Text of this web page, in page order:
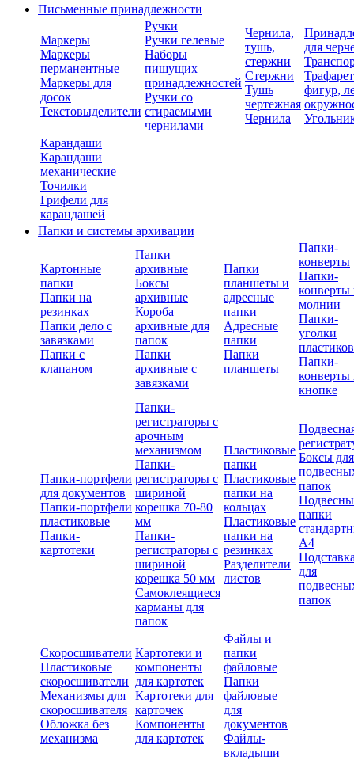
Письменные принадлежности
Маркеры
Маркеры
перманентные
Маркеры для
досок
Текстовыделители
Ручки
Ручки гелевые
Наборы
пишущих
принадлежностей
Ручки со
стираемыми
чернилами
Чернила,
тушь,
стержни
Стержни
Тушь
чертежная
Чернила
для
фигур,
Карандаши
Карандаши
механические
Точилки
Грифели для
карандашей
Папки и системы архивации
Картонные
папки
Папки на
резинках
Папки дело с
завязками
Папки с
клапаном
Папки
архивные
Боксы
архивные
Короба
архивные для
папок
Папки
архивные с
завязками
Папки
планшеты и
адресные
папки
Адресные
папки
Папки
планшеты
Папки-
конверты
Папки-
конверты
молнии
Папки-
уголки
Папки-
конверты
кнопке
Папки-портфели
для документов
Папки-портфели
пластиковые
Папки-
картотеки
Папки-
регистраторы с
арочным
механизмом
Папки-
регистраторы с
шириной
корешка 70-80
мм
Папки-
регистраторы с
шириной
корешка 50 мм
Самоклеящиеся
карманы для
папок
Пластиковые
папки
Пластиковые
папки на
кольцах
Пластиковые
папки на
резинках
Разделители
листов
Боксы для
папок
папки
А4
для
папок
Скоросшиватели
Пластиковые
скоросшиватели
Механизмы для
скоросшивателя
Обложка без
механизма
Картотеки и
компоненты
для картотек
Картотеки для
карточек
Компоненты
для картотек
Файлы и
папки
файловые
Папки
файловые
для
документов
Файлы-
вкладыши